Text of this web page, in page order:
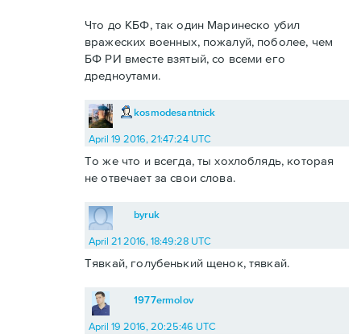
Что до КБФ, так один Маринеско убил
вражеских военных, пожалуй, поболее, чем
БФ РИ вместе взятый, со всеми его
дредноутами.
kosmodesantnick
April 19 2016, 21:47:24 UTC
То же что и всегда, ты хохлоблядь, которая
не отвечает за свои слова.
byruk
April 21 2016, 18:49:28 UTC
Тявкай, голубенький щенок, тявкай.
1977ermolov
April 19 2016, 20:25:46 UTC